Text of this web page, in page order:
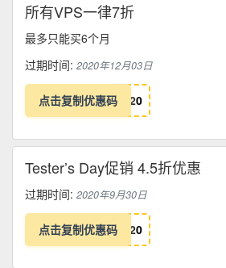
所有VPS一律7折
最多只能买6个月
过期时间: 2020年12月03日
点击复制优惠码 20
Tester’s Day促销 4.5折优惠
过期时间: 2020年9月30日
点击复制优惠码 20